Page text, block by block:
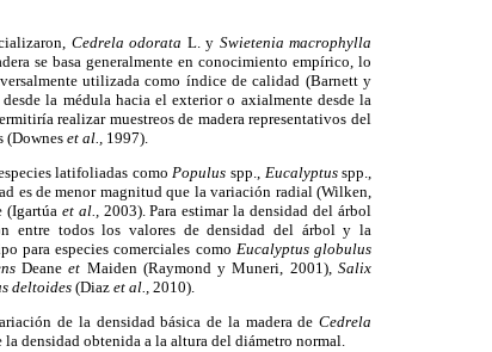
Cedrela odorata L. y Swietenia macrophylla
se basa generalmente en conocimiento empírico, lo
utilizada como índice de calidad (Barnett y
la médula hacia el exterior o axialmente desde la
realizar muestreos de madera representativos del
(Downes et al., 1997).
latifoliadas comoPopulus spp., Eucalyptusspp.,
es de menor magnitud que la variación radial (Wilken,
(Igartúa et al.,2003). Para estimar la densidad del árbol
entre todos los valores de densidad del árbol y la
para especies comerciales como Eucalyptus globulus
Deaneet Maiden (Raymond y Muneri, 2001),Salix
deltoides(Diaz et al., 2010).
de la densidad básica de la madera de Cedrela
densidad obtenida a la altura del diámetro normal.